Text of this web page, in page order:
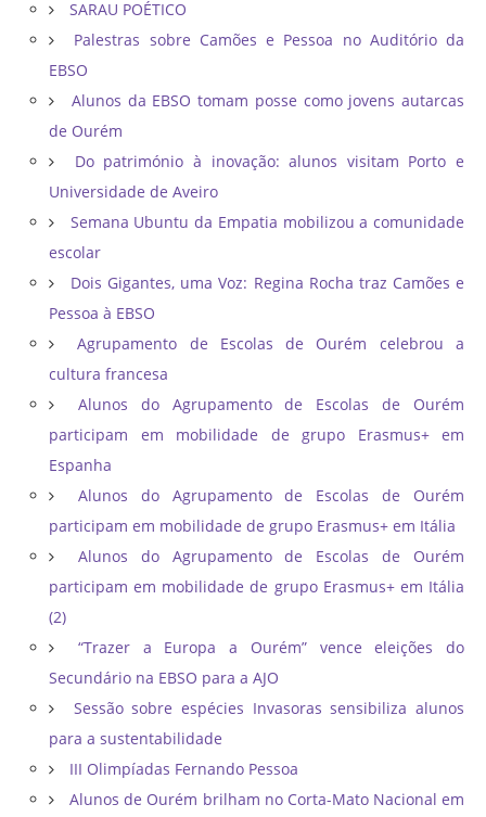
SARAU POÉTICO
Palestras sobre Camões e Pessoa no Auditório da
EBSO
Alunos da EBSO tomam posse como jovens autarcas
de Ourém
Do património à inovação: alunos visitam Porto e
Universidade de Aveiro
Semana Ubuntu da Empatia mobilizou a comunidade
escolar
Dois Gigantes, uma Voz: Regina Rocha traz Camões e
Pessoa à EBSO
Agrupamento de Escolas de Ourém celebrou a
cultura francesa
Alunos do Agrupamento de Escolas de Ourém
participam em mobilidade de grupo Erasmus+ em
Espanha
Alunos do Agrupamento de Escolas de Ourém
participam em mobilidade de grupo Erasmus+ em Itália
Alunos do Agrupamento de Escolas de Ourém
participam em mobilidade de grupo Erasmus+ em Itália
(2)
“Trazer a Europa a Ourém” vence eleições do
Secundário na EBSO para a AJO
Sessão sobre espécies Invasoras sensibiliza alunos
para a sustentabilidade
III Olimpíadas Fernando Pessoa
Alunos de Ourém brilham no Corta-Mato Nacional em